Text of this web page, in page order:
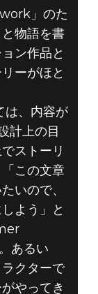
」のた
物語を書
ン作品と
ーがほと
は、内容が
計上の目
ストーリ
この文章
いので、
よう」と
あるい
クターで
やってき